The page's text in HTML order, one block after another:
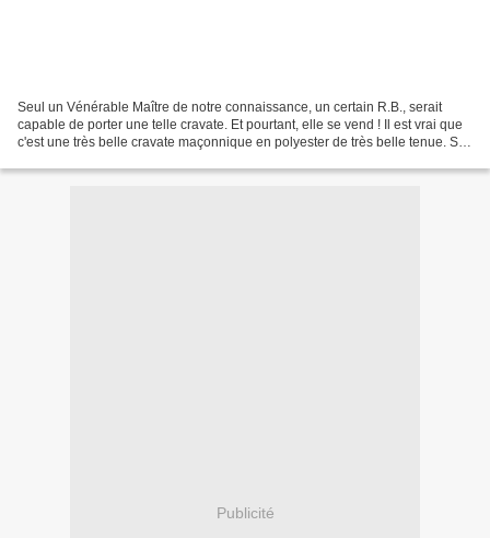
Seul un Vénérable Maître de notre connaissance, un certain R.B., serait
capable de porter une telle cravate. Et pourtant, elle se vend ! Il est vrai que
c'est une très belle cravate maçonnique en polyester de très belle tenue. Sur
Publicité